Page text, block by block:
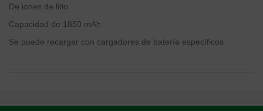
De iones de litio
Capacidad de 1850 mAh
Se puede recargar con cargadores de batería específicos